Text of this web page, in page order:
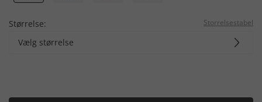
Størrelse: Storrelsestabel
Vælg størrelse